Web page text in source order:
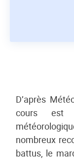
D’après
cours est
nombreux
battus, le